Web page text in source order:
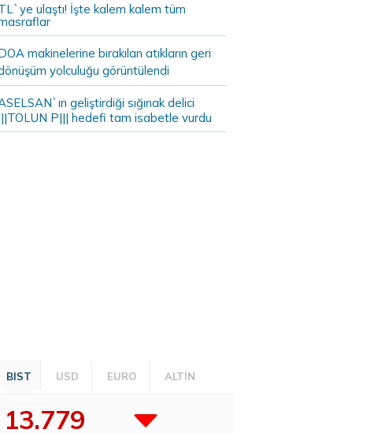
ulaştı! İşte kalem kalem tüm
makinelerine bırakılan atıkların geri
yolculuğu görüntülendi
geliştirdiği sığınak delici
P||| hedefi tam isabetle vurdu
BIST USD EURO ALTIN
13.779